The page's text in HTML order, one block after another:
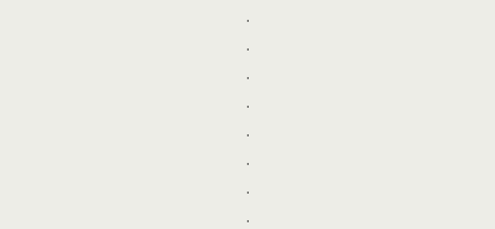
.
.
.
.
.
.
.
.